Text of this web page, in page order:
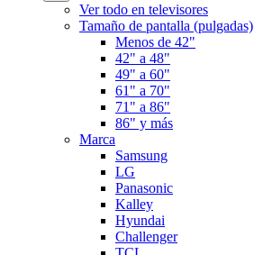
Ver todo en televisores
Tamaño de pantalla (pulgadas)
Menos de 42"
42" a 48"
49" a 60"
61" a 70"
71" a 86"
86" y más
Marca
Samsung
LG
Panasonic
Kalley
Hyundai
Challenger